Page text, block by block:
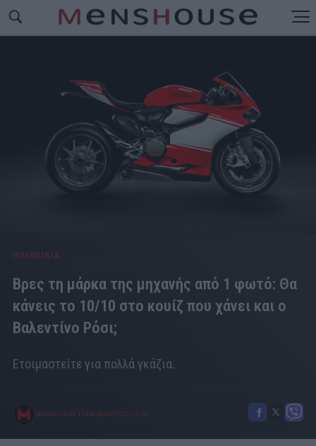
ΠΑΙΧΝΙΔΙΑ
Βρες τη μάρκα της μηχανής από 1 φωτό: Θα
κάνεις το 10/10 στο κουίζ που χάνει και ο
Βαλεντίνο Ρόσι;
Ετοιμαστείτε για πολλά γκάζια.
MENSHOUSE TEAM 28/04/2022 13:28